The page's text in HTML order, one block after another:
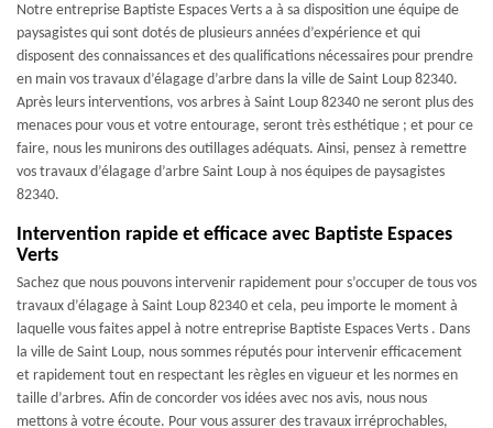
Notre entreprise Baptiste Espaces Verts a à sa disposition une équipe de
paysagistes qui sont dotés de plusieurs années d’expérience et qui
disposent des connaissances et des qualifications nécessaires pour prendre
en main vos travaux d’élagage d’arbre dans la ville de Saint Loup 82340.
Après leurs interventions, vos arbres à Saint Loup 82340 ne seront plus des
menaces pour vous et votre entourage, seront très esthétique ; et pour ce
faire, nous les munirons des outillages adéquats. Ainsi, pensez à remettre
vos travaux d’élagage d’arbre Saint Loup à nos équipes de paysagistes
82340.
Intervention rapide et efficace avec Baptiste Espaces
Verts
Sachez que nous pouvons intervenir rapidement pour s’occuper de tous vos
travaux d’élagage à Saint Loup 82340 et cela, peu importe le moment à
laquelle vous faites appel à notre entreprise Baptiste Espaces Verts . Dans
la ville de Saint Loup, nous sommes réputés pour intervenir efficacement
et rapidement tout en respectant les règles en vigueur et les normes en
taille d’arbres. Afin de concorder vos idées avec nos avis, nous nous
mettons à votre écoute. Pour vous assurer des travaux irréprochables,